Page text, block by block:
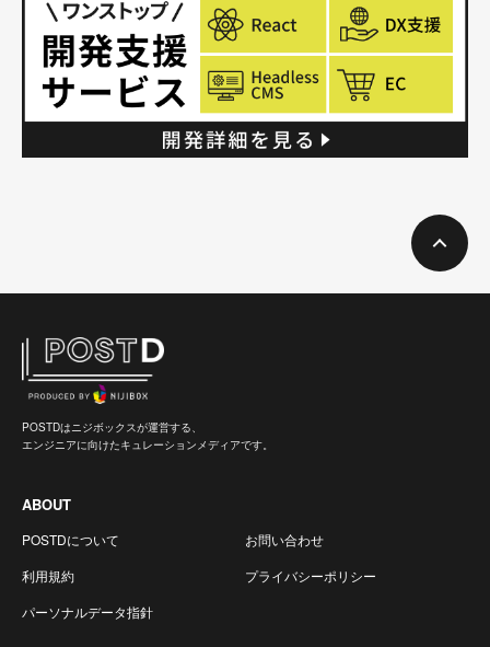
POSTDはニジボックスが運営する、
エンジニアに向けたキュレーションメディアです。
ABOUT
POSTDについて
お問い合わせ
利用規約
プライバシーポリシー
パーソナルデータ指針